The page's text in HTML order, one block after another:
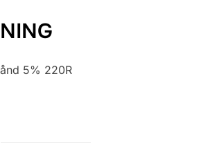
5% 220R